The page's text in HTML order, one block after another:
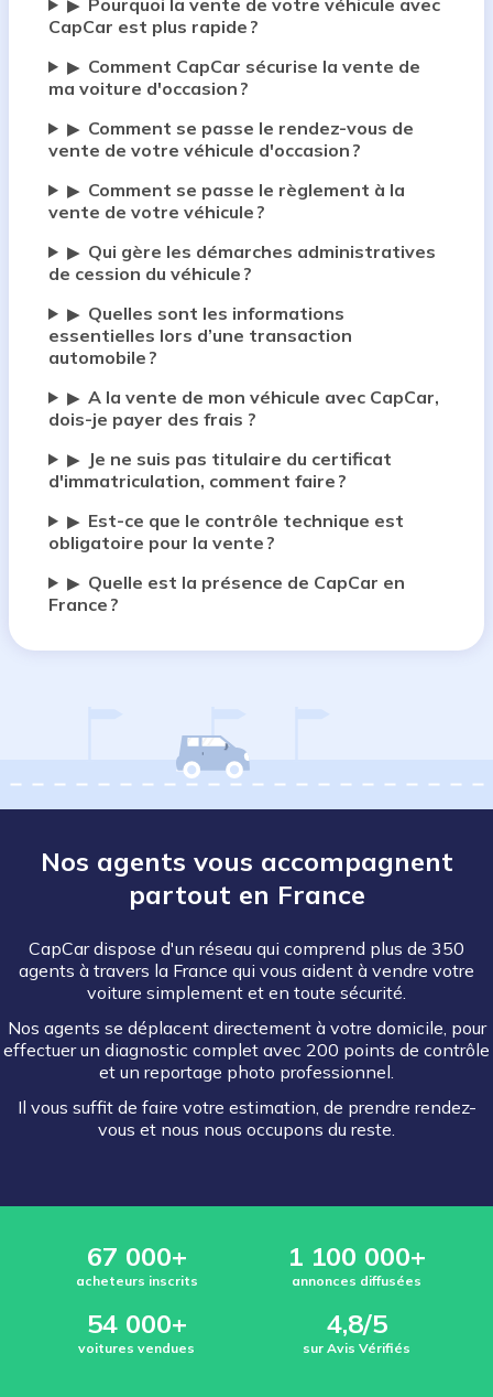
▶
Pourquoi la vente de votre véhicule avec
CapCar est plus rapide ?
▶ Comment CapCar sécurise la vente de
ma voiture d'occasion ?
▶ Comment se passe le rendez-vous de
vente de votre véhicule d'occasion ?
▶ Comment se passe le règlement à la
vente de votre véhicule ?
▶ Qui gère les démarches administratives
de cession du véhicule ?
▶ Quelles sont les informations
essentielles lors d’une transaction
automobile ?
▶ A la vente de mon véhicule avec CapCar,
dois-je payer des frais ?
▶
Je ne suis pas titulaire du certificat
d'immatriculation, comment faire ?
▶ Est-ce que le contrôle technique est
obligatoire pour la vente ?
▶ Quelle est la présence de CapCar en
France ?
Nos agents vous accompagnent
partout en France
CapCar dispose d'un réseau qui comprend plus de 350
agents à travers la France qui vous aident à vendre votre
voiture simplement et en toute sécurité.
Nos agents se déplacent directement à votre domicile, pour
effectuer un diagnostic complet avec 200 points de contrôle
et un reportage photo professionnel.
Il vous suffit de faire votre estimation, de prendre rendez-
vous et nous nous occupons du reste.
67 000+
acheteurs inscrits
1 100 000+
annonces diffusées
54 000+
voitures vendues
4,8/5
sur Avis Vérifiés